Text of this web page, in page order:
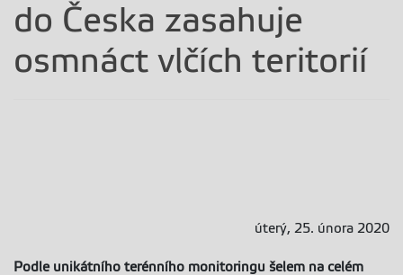
do Česka zasahuje
osmnáct vlčích teritorií
úterý, 25. února 2020
Podle unikátního terénního monitoringu šelem na celém